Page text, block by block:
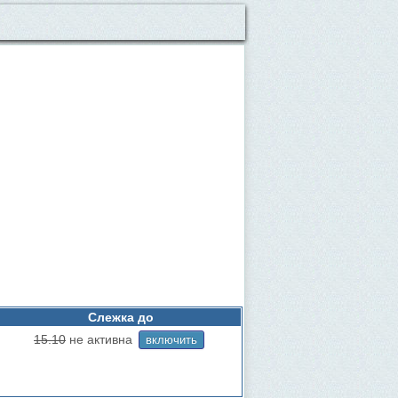
Слежка до
15.10 не активна включить